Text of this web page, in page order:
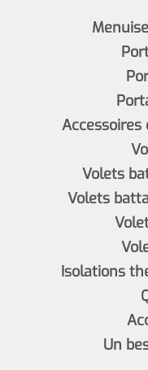
Volets
Volets
Isolations
Un